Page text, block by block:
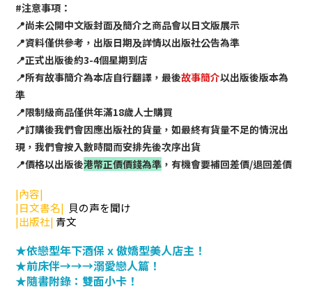
#注意事項：
📍尚未公開中文版封面及簡介之商品會以日文版展示
📍資料僅供參考，出版日期及詳情以出版社公告為準
📍正式出版後約3-4個星期到店
📍所有故事簡介為本店自行翻譯，最後故事簡介以出版後版本為
準
📍限制級商品僅供年滿18歲人士購買
📍訂購後我們會因應出版社的貨量，如最終有貨量不足的情況出
現，我們會按入數時間而安排先後次序出貨
📍價格以出版後港幣正價價錢為準 ，有機會要補回差價/退回差價
|內容|
|日文書名| 貝の声を聞け
|出版社| 青文
★依戀型年下酒保 x 傲嬌型美人店主！
★前床伴→→→溺愛戀人篇！
★隨書附錄：雙面小卡！